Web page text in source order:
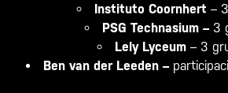
Instituto Coornhert –
PSG Technasium – 3
Lely Lyceum– 3
Ben van der Leeden –